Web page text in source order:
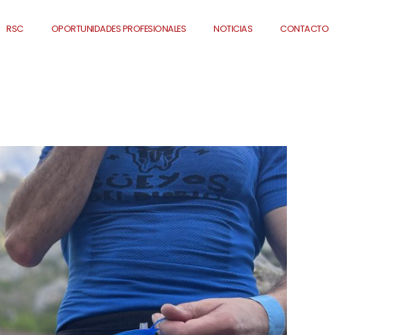
RSC OPORTUNIDADES PROFESIONALES NOTICIAS CONTACTO